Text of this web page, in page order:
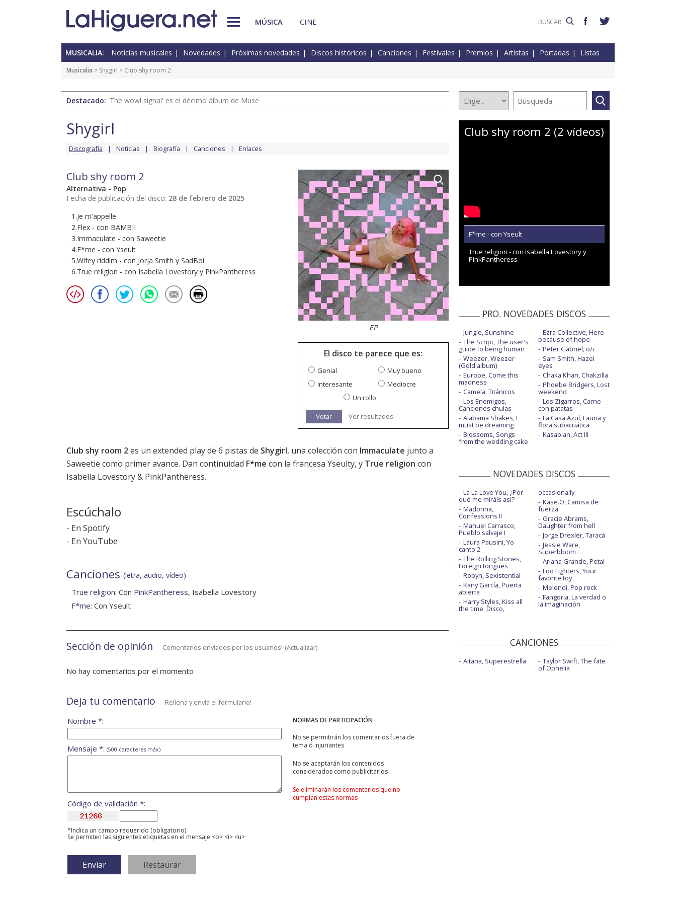
MÚSICA CINE
MUSICALIA: Noticias musicales Novedades Próximas novedades Discos históricos Canciones Festivales Premios Artistas Portadas Listas
Musicalia > Shygirl > Club shy room 2
Destacado: 'The wow! signal' es el décimo álbum de Muse
Shygirl
Discografía Noticias Biografía Canciones Enlaces
Club shy room 2
Alternativa - Pop
Fecha de publicación del disco: 28 de febrero de 2025
1.Je m'appelle
2.Flex - con BAMBII
3.Immaculate - con Saweetie
4.F*me - con Yseult
5.Wifey riddim - con Jorja Smith y SadBoi
6.True religion - con Isabella Lovestory y PinkPantheress
EP
El disco te parece que es:
Genial
Muy bueno
Interesante
Mediocre
Un rollo
Votar Ver resultados
Club shy room 2es un extended play de 6 pistas de Shygirl, una colección con Immaculate junto a
Saweetie como primer avance. Dan continuidad F*me con la francesa Yseulty, y True religion con
Isabella Lovestory & PinkPantheress.
Escúchalo
- En Spotify
- En YouTube
Canciones (letra, audio, vídeo)
True religion: Con PinkPantheress, Isabella Lovestory
F*me: Con Yseult
Sección de opinión Comentarios enviados por los usuarios! (Actualizar)
No hay comentarios por el momento
Deja tu comentario Rellena y envía el formulario!
NORMAS DE PARTICIPACIÓN
No se permitirán los comentarios fuera de
tema ó injuriantes
No se aceptarán los contenidos
considerados como publicitarios
Se eliminarán los comentarios que no
cumplan estas normas
Nombre *:
Mensaje *: (500 caracteres máx)
Código de validación *:
*Indica un campo requerido (obligatorio)
Se permiten las siguientes etiquetas en el mensaje <b> <i> <u>
Club shy room 2 (2 vídeos)
F*me - con Yseult
True religion - con Isabella Lovestory y
PinkPantheress
PRO. NOVEDADES DISCOS
Jungle, Sunshine
The Script, The user's
guide to being human
Weezer, Weezer
(Gold album)
Europe, Come this
madness
Camela, Titánicos
Los Enemigos,
Canciones chulas
Alabama Shakes, I
must be dreaming
Blossoms, Songs
from the wedding cake
Ezra Collective, Here
because of hope
Peter Gabriel, o/i
Sam Smith, Hazel
eyes
Chaka Khan, Chakzilla
Phoebe Bridgers, Lost
weekend
Los Zigarros, Carne
con patatas
La Casa Azul, Fauna y
flora subacuática
Kasabian, Act III
NOVEDADES DISCOS
La La Love You, ¿Por
qué me miráis así?
Madonna,
Confessions II
Manuel Carrasco,
Pueblo salvaje I
Laura Pausini, Yo
canto 2
The Rolling Stones,
Foreign tongues
Robyn, Sexistential
Kany García, Puerta
abierta
Harry Styles, Kiss all
the time. Disco,
occasionally.
Kase.O, Camisa de
fuerza
Gracie Abrams,
Daughter from hell
Jorge Drexler, Taracá
Jessie Ware,
Superbloom
Ariana Grande, Petal
Foo Fighters, Your
favorite toy
Melendi, Pop rock
Fangoria, La verdad o
la imaginación
CANCIONES
Aitana, Superestrella Taylor Swift, The fate
of Ophelia